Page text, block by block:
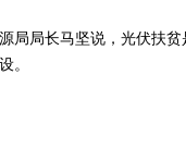
局局长马坚说，光伏扶
。